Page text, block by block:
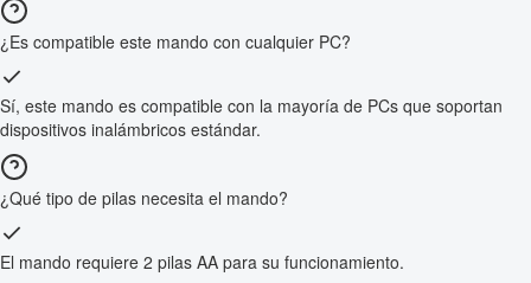
¿Es compatible este mando con cualquier PC?
Sí, este mando es compatible con la mayoría de PCs que soportan
dispositivos inalámbricos estándar.
¿Qué tipo de pilas necesita el mando?
El mando requiere 2 pilas AA para su funcionamiento.